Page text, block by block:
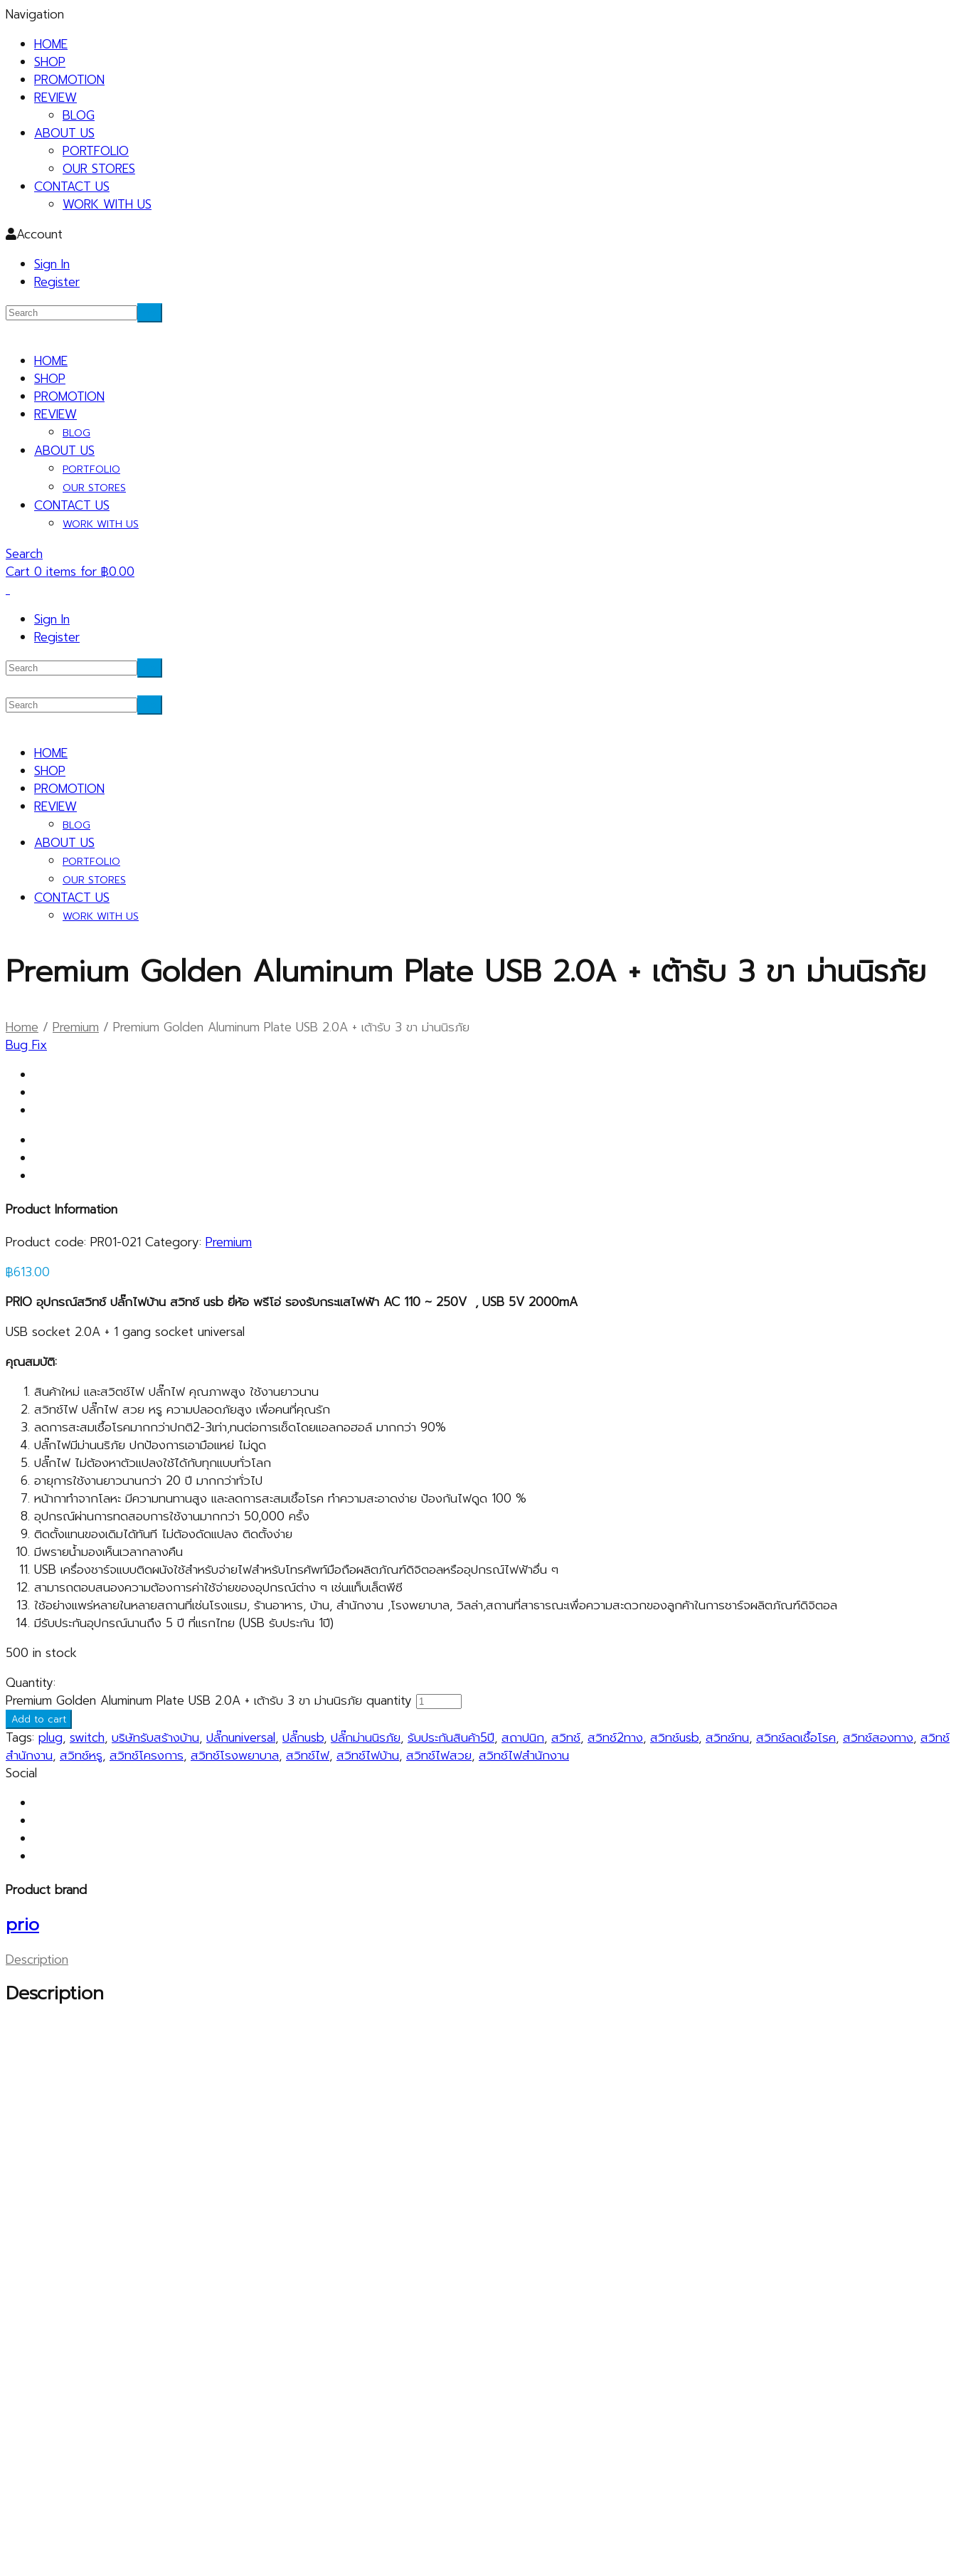
Navigation
HOME
SHOP
PROMOTION
REVIEW
BLOG
ABOUT US
PORTFOLIO
OUR STORES
CONTACT US
WORK WITH US
Account
Sign In
Register
HOME
SHOP
PROMOTION
REVIEW
BLOG
ABOUT US
PORTFOLIO
OUR STORES
CONTACT US
WORK WITH US
Search
Cart 0 items for ฿0.00
Sign In
Register
HOME
SHOP
PROMOTION
REVIEW
BLOG
ABOUT US
PORTFOLIO
OUR STORES
CONTACT US
WORK WITH US
Premium Golden Aluminum Plate USB 2.0A + เต้ารับ 3 ขา ม่านนิรภัย
Home / Premium / Premium Golden Aluminum Plate USB 2.0A + เต้ารับ 3 ขา ม่านนิรภัย
Bug Fix
Product Information
Product code: PR01-021 Category: Premium
฿613.00
PRIO อุปกรณ์สวิทช์ ปลั๊กไฟบ้าน สวิทช์usb ยี่ห้อ พรีโอ่ รองรับกระแสไฟฟ้า AC 110 ~ 250V , USB 5V 2000mA
USB socket 2.0A + 1 gang socket universal
คุณสมบัติ:
สินค้าใหม่ และสวิตช์ไฟ ปลั๊กไฟ คุณภาพสูง ใช้งานยาวนาน
สวิทช์ไฟ ปลั๊กไฟ สวย หรู ความปลอดภัยสูง เพื่อคนที่คุณรัก
ลดการสะสมเชื้อโรคมากกว่าปกติ2-3เท่า,ทนต่อการเช็ดโดยแอลกอฮอล์ มากกว่า 90%
ปลั๊กไฟมีม่านนริภัย ปกป้องการเอามือแหย่ ไม่ดูด
ปลั๊กไฟ ไม่ต้องหาตัวแปลงใช้ได้กับทุกแบบทั่วโลก
อายุการใช้งานยาวนานกว่า 20 ปี มากกว่าทั่วไป
หน้ากาทำจากโลหะ มีความทนทานสูง และลดการสะสมเชื้อโรค ทำความสะอาดง่าย ป้องกันไฟดูด 100 %
อุปกรณ์ผ่านการทดสอบการใช้งานมากกว่า 50,000 ครั้ง
ติดตั้งแทนของเดิมได้ทันที ไม่ต้องดัดแปลง ติดตั้งง่าย
มีพรายน้ำมองเห็นเวลากลางคืน
USB เครื่องชาร์จแบบติดผนังใช้สำหรับจ่ายไฟสำหรับโทรศัพท์มือถือผลิตภัณฑ์ดิจิตอลหรืออุปกรณ์ไฟฟ้าอื่น ๆ
สามารถตอบสนองความต้องการค่าใช้จ่ายของอุปกรณ์ต่าง ๆ เช่นแท็บเล็ตพีซี
ใช้อย่างแพร่หลายในหลายสถานที่เช่นโรงแรม, ร้านอาหาร, บ้าน, สำนักงาน ,โรงพยาบาล, วิลล่า,สถานที่สาธารณะเพื่อความสะดวกของลูกค้าในการชาร์จผลิตภัณฑ์ดิจิตอล
มีรับประกันอุปกรณ์นานถึง 5 ปี ที่แรกไทย (USB รับประกัน 1ปี)
500 in stock
Quantity:
Premium Golden Aluminum Plate USB 2.0A + เต้ารับ 3 ขา ม่านนิรภัย quantity
Add to cart
Tags: plug, switch, บริษัทรับสร้างบ้าน, ปลั๊กuniversal, ปลั๊กusb, ปลั๊กม่านนิรภัย, รับประกันสินค้า5ปี, สถาปนิก, สวิทช์, สวิทช์2ทาง, สวิทช์usb, สวิทช์ทน, สวิทช์ลดเชื้อโรค, สวิทช์สองทาง, สวิทช์
สำนักงาน, สวิทช์หรู, สวิทช์โครงการ, สวิทช์โรงพยาบาล, สวิทช์ไฟ, สวิทช์ไฟบ้าน, สวิทช์ไฟสวย, สวิทช์ไฟสำนักงาน
Social
Product brand
prio
Description
Description